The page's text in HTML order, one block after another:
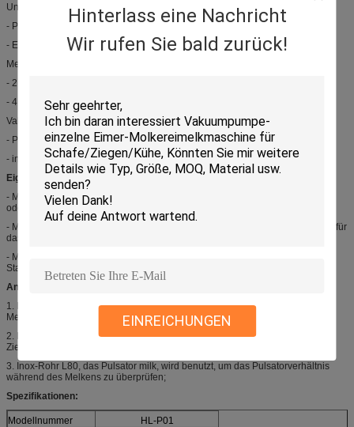
Hinterlass eine Nachricht
Wir rufen Sie bald zurück!
EINREICHUNGEN
Unterschiedlicher Modellmilchpulsator/melkenpulsator:
- Pneumatisch: L80, LT80, L90, L02
- Elektrisch: LE20, 5W, 10W
Melkmaschinepulsatorausgänge:
- 2 Ausgänge, die Pulsator melken
- 4 Ausgänge, die Pulsator melken
Vakuumröhrematerial:
- Plastikvakuumröhre
- inox Vakuumröhre
Eigenschaften:
- Melkmaschinepulsator des Interpulse L80 hat Vakuumröhre 2 Vakuumröhre
oder 4 für das Wählen.
- Melkmaschinepulsator des Interpulse L80 hat plsatic Rohr- oder Stahlrohre für
das Wählen.
- Melkmaschinepulsator des Interpulse hat Plastikabdeckung oder
Stahlabdeckung für das Wählen (nur Modell L02).
Anwendungen:
1. Inox-Rohr L80, das Pulsator milk, ist der wichtigste Zusatz für das
Melkmaschinesystem;
2. Inox-Rohr L80, das Pulsator milk, wird für Melkmaschine der Kuh und der
Ziege benutzt;
3. Inox-Rohr L80, das Pulsator milk, wird benutzt, um das Pulsatorverhältnis
während des Melkens zu überprüfen;
Spezifikationen:
Modellnummer
HL-P01